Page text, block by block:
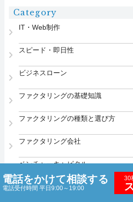
Category
IT・Web制作
スピード・即日性
ビジネスローン
ファクタリングの基礎知識
ファクタリングの種類と選び方
ファクタリング会社
ベンチャーキャピタル
助成金・社内制度
電話をかけて相談する
電話受付時間 平日9:00～19:00
30